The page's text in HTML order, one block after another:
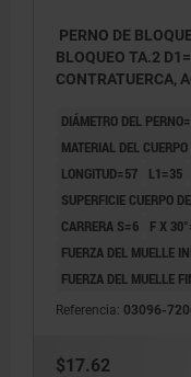
PERNO DE
BLOQUEO TA.2
CONTRATUERCA,
DIÁMETRO DEL
MATERIAL DEL
LONGITUD=57
L1=35
SUPERFICIE CUERPO
CARRERA S=6
F X
FUERZA DEL MUELLE
FUERZA DEL MUELLE
Referencia: 03096-
$17.62